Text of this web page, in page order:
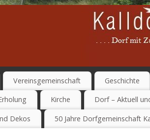
Vereinsgemeinschaft Geschichte
Kirche Dorf – Aktuell
Dekos 50 Jahre Dorfgemeinschaft